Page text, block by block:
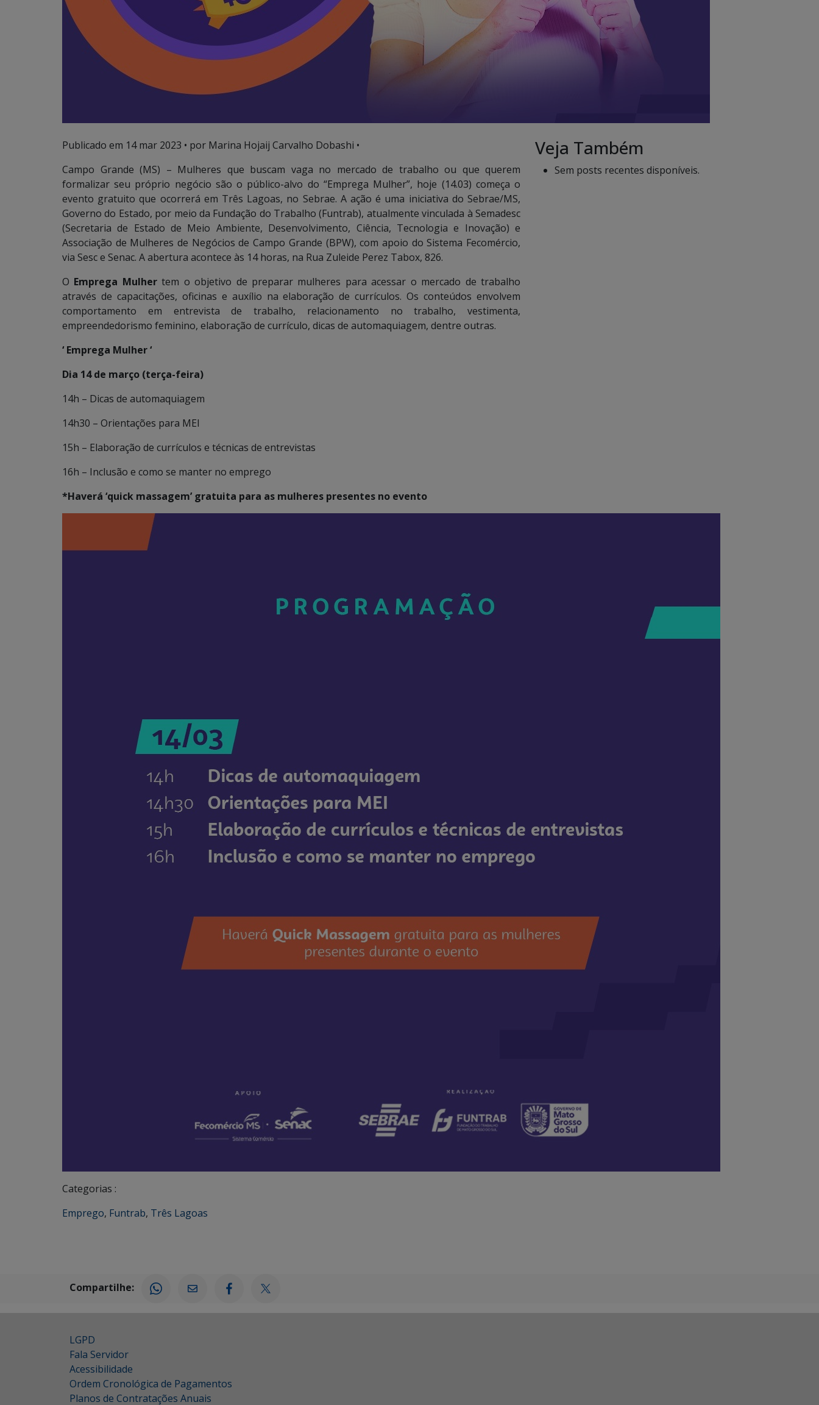
Publicado em 14 mar 2023 • por Marina Hojaij Carvalho Dobashi •
Campo Grande (MS) – Mulheres que buscam vaga no mercado de trabalho ou que querem
formalizar seu próprio negócio são o público-alvo do “Emprega Mulher”, hoje (14.03) começa o
evento gratuito que ocorrerá em Três Lagoas, no Sebrae. A ação é uma iniciativa do Sebrae/MS,
Governo do Estado, por meio da Fundação do Trabalho (Funtrab), atualmente vinculada à Semadesc
(Secretaria de Estado de Meio Ambiente, Desenvolvimento, Ciência, Tecnologia e Inovação) e
Associação de Mulheres de Negócios de Campo Grande (BPW), com apoio do Sistema Fecomércio,
via Sesc e Senac. A abertura acontece às 14 horas, na Rua Zuleide Perez Tabox, 826.
O Emprega Mulhertem o objetivo de preparar mulheres para acessar o mercado de trabalho
através de capacitações, oficinas e auxílio na elaboração de currículos. Os conteúdos envolvem
comportamento em entrevista de trabalho, relacionamento no trabalho, vestimenta,
empreendedorismo feminino, elaboração de currículo, dicas de automaquiagem, dentre outras.
‘ Emprega Mulher ‘
Dia 14 de março (terça-feira)
14h – Dicas de automaquiagem
14h30 – Orientações para MEI
15h – Elaboração de currículos e técnicas de entrevistas
16h – Inclusão e como se manter no emprego
*Haverá ‘quick massagem’ gratuita para as mulheres presentes no evento
Categorias :
Emprego, Funtrab, Três Lagoas
Veja Também
Sem posts recentes disponíveis.
Compartilhe:
LGPD
Fala Servidor
Acessibilidade
Ordem Cronológica de Pagamentos
Planos de Contratações Anuais